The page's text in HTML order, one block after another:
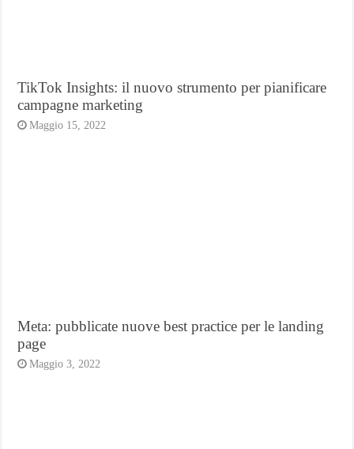
TikTok Insights: il nuovo strumento per pianificare
campagne marketing
Maggio 15, 2022
Meta: pubblicate nuove best practice per le landing
page
Maggio 3, 2022